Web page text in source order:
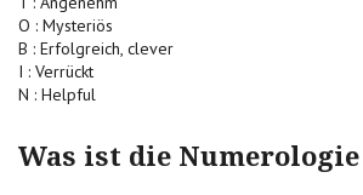
O : Mysteriös
B : Erfolgreich, clever
I : Verrückt
N : Helpful
Was ist die